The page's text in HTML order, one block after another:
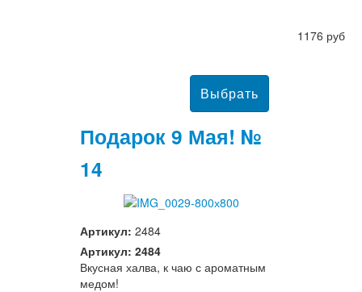
1176 руб
Подарок 9 Мая! №
14
Артикул: 2484
Артикул: 2484
Вкусная халва, к чаю с ароматным
медом!